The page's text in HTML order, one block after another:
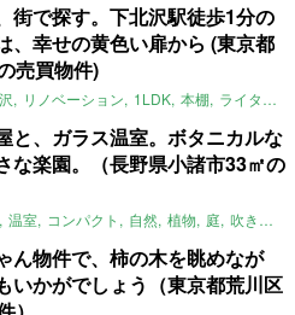
街で探す。下北沢駅徒歩1分の
、幸せの黄色い扉から (東京都
売買物件)
リノベーション 1LDK 本棚 ライター：ほしりょうこ
と、ガラス温室。ボタニカルな
な楽園。（長野県小諸市33㎡の
温室 コンパクト 自然 植物 庭 吹き抜け
ん物件で、柿の木を眺めなが
いかがでしょう（東京都荒川区